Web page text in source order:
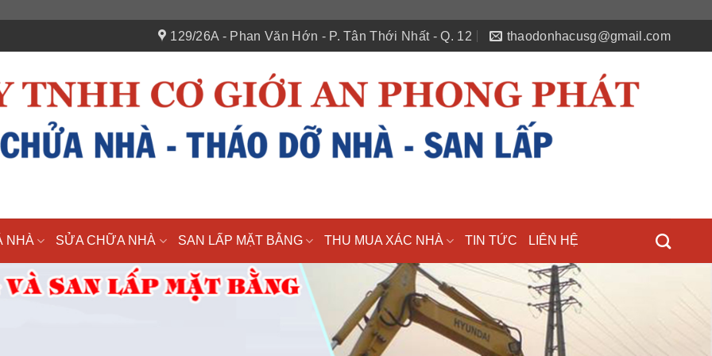
129/26A - Phan Văn Hớn - P. Tân Thới Nhất - Q. 12 thaodonhacusg@gmail.com
NHÀ SỬA CHỮA NHÀ SAN LẤP MẶT BẰNG THU MUA XÁC NHÀ TIN TỨC LIÊN HỆ